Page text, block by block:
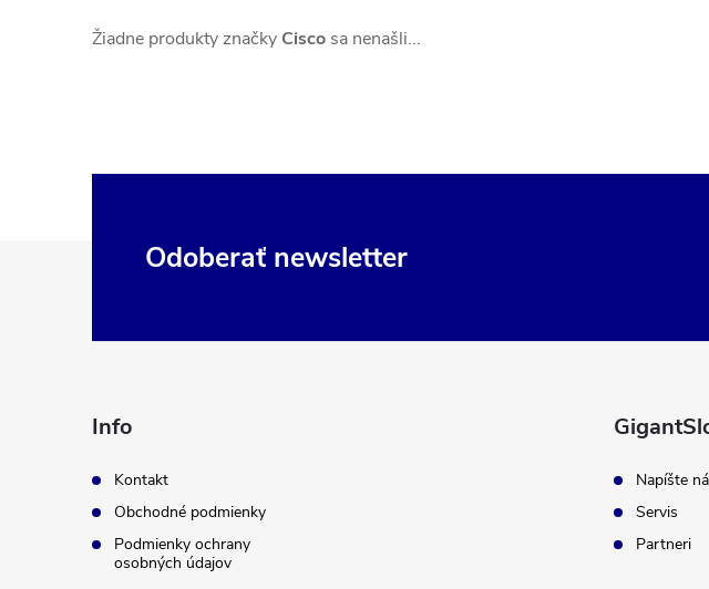
Žiadne produkty značky Cisco sa nenašli...
Odoberať newsletter
Info
Kontakt
Obchodné podmienky
Podmienky ochrany
osobných údajov
Napíšte
Servis
Partneri